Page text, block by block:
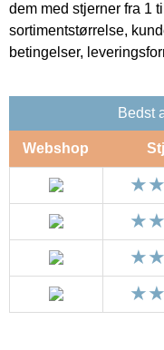
dem med stjerner fra 1
sortimentstørrelse,
betingelser,
Bedst
Webshop